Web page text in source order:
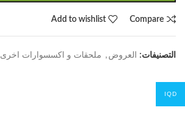
Compare
Add to wishlist
التصنيفات: العروض , ملحقات و اكسسوارات اخرى
IQD